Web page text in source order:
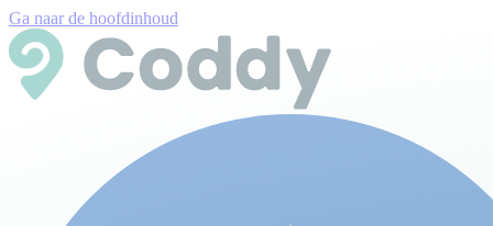
Ga naar de hoofdinhoud